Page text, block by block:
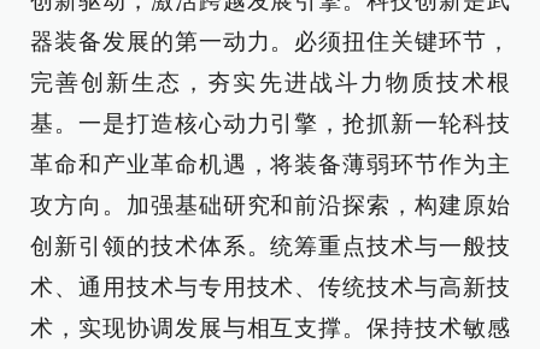
器装备发展的第一动力。必须扭住关键环节，
完善创新生态，夯实先进战斗力物质技术根
基。一是打造核心动力引擎，抢抓新一轮科技
革命和产业革命机遇，将装备薄弱环节作为主
攻方向。加强基础研究和前沿探索，构建原始
创新引领的技术体系。统筹重点技术与一般技
术、通用技术与专用技术、传统技术与高新技
术，实现协调发展与相互支撑。保持技术敏感